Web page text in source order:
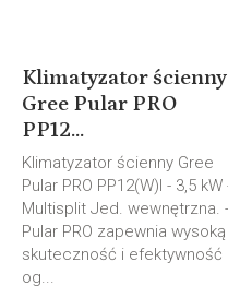
Klimatyzator ścienny
Gree Pular PRO
PP12...
Klimatyzator ścienny Gree
Pular PRO PP12(W)I - 3,5 kW
Multisplit Jed. wewnętrzna. -
Pular PRO zapewnia wysoką
skuteczność i efektywność
og...